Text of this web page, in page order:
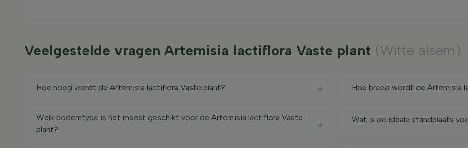
Veelgestelde vragen Artemisia lactiflora Vaste plant (Witte alsem)
Hoe hoog wordt de Artemisia lactiflora Vaste plant? Hoe breed wordt de Artemisia
Welk bodemtype is het meest geschikt voor de Artemisia lactiflora Vaste
plant?
Wat is de ideale standplaats